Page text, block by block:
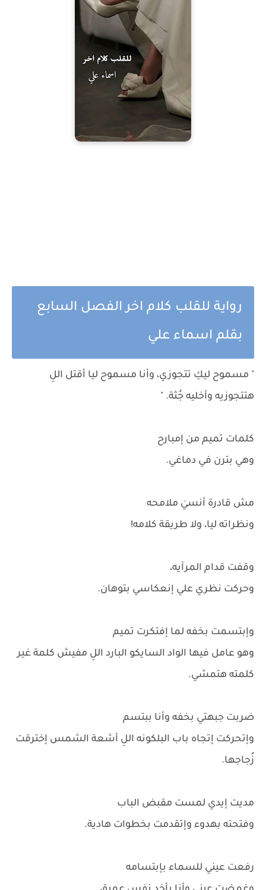
رواية للقلب كلام اخر الفصل السابع
بقلم اسماء علي
" مسموح ليكِ تتجوزي، وأنا مسموح ليا أقتل اللِ
هتتجوزيه وأخليه جُثة. "
كلمات تميم من إمبارح
وهي بترن في دماغي.
مش قادرة أنسيٰ ملامحه
ونظراته ليا، ولا طريقة كلامه!
وقفت قدام المرآيه،
وحركت نظري علي إنعكاسي بتوهان.
وإبتسمت بخفه لما إفتكرت تميم
وهو عامل فيها الواد السايكو البارد اللِ مفيش كلمة غير
كلمته هتمشي.
ضربت جبهتي بخفه وأنا ببتسم
وإتحركت إتجاه باب البلكونه اللِ أشعة الشمس إخترقت
زُجاجها.
مديت إيدي لمست مقبض الباب
وفتحته بهدوء وإتقدمت بخطوات هادية.
رفعت عيني للسماء بإبتسامه